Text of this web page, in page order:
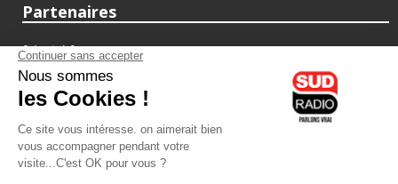
Partenaires
fiducial.fr
lyoncapitale.fr
olympique-et-lyonnais.com
L'application Iphone / Android
Téléchargez l'application